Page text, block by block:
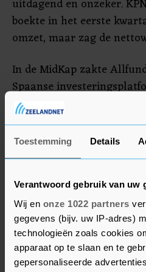
Toestemming Details
Verantwoord gebruik van uw
Wij en onze 1022 partners
gegevens (bijv. uw IP-adres)
technologieën zoals cookies
apparaat op te slaan en te
gepersonaliseerde
uitdagend en onzeker.
boekte in het eerste
omzet, maar zag de
In de MidKap zakte
Spaanse
persbureau Bloomberg
bedrijf. De biedingen die
zouden te laag zijn.
verloor 1,6 procent, na
Vivoryon
Bij de kleinere bedrijven
procent meer waard. De